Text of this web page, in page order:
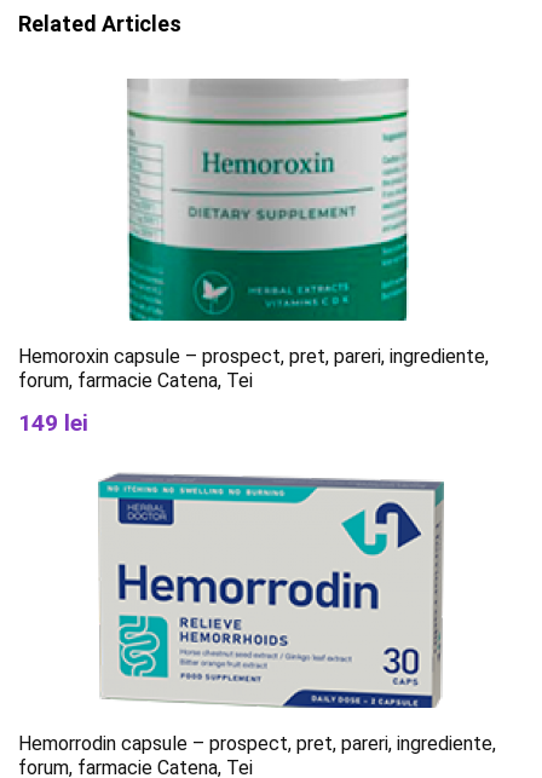
Related Articles
Hemoroxin capsule – prospect, pret, pareri, ingrediente,
forum, farmacie Catena, Tei
149 lei
Hemorrodin capsule – prospect, pret, pareri, ingrediente,
forum, farmacie Catena, Tei